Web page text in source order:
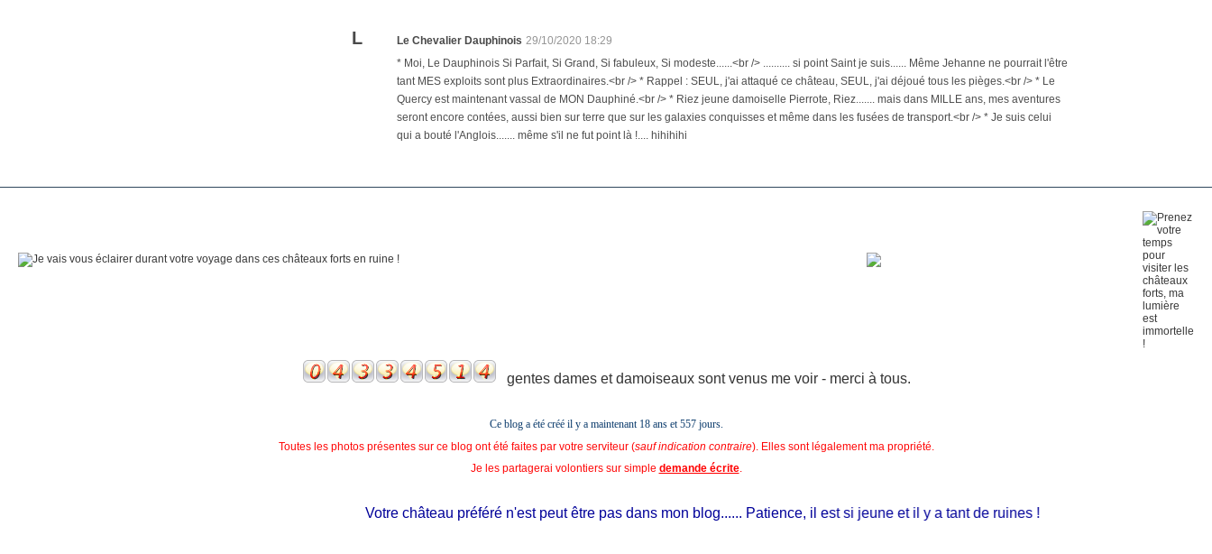
L Le Chevalier Dauphinois 29/10/2020 18:29
* Moi, Le Dauphinois Si Parfait, Si Grand, Si fabuleux, Si modeste......<br /> .......... si point Saint je suis...... Même Jehanne ne pourrait l'être
tant MES exploits sont plus Extraordinaires.<br /> * Rappel : SEUL, j'ai attaqué ce château, SEUL, j'ai déjoué tous les pièges.<br /> * Le
Quercy est maintenant vassal de MON Dauphiné.<br /> * Riez jeune damoiselle Pierrote, Riez....... mais dans MILLE ans, mes aventures
seront encore contées, aussi bien sur terre que sur les galaxies conquisses et même dans les fusées de transport.<br /> * Je suis celui
qui a bouté l'Anglois....... même s'il ne fut point là !.... hihihihi
gentes dames et damoiseaux sont venus me voir - merci à tous.
Ce blog a été créé il y a maintenant 18 ans et557 jours.
Toutes les photos présentes sur ce blog ont été faites par votre serviteur (sauf indication contraire). Elles sont légalement ma propriété.
Je les partagerai volontiers sur simple demande écrite.
Votre château préféré n'est peut être pas dans mon blog...... Patience, il est si jeune et il y a tant de ruines !